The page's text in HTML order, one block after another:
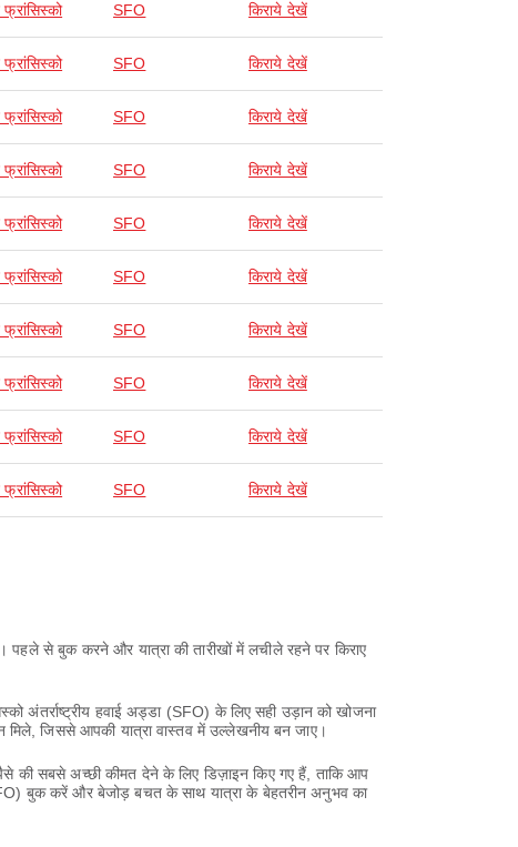
फ्रांसिस्को SFO किराये देखें
फ्रांसिस्को SFO किराये देखें
फ्रांसिस्को SFO किराये देखें
फ्रांसिस्को SFO किराये देखें
फ्रांसिस्को SFO किराये देखें
फ्रांसिस्को SFO किराये देखें
फ्रांसिस्को SFO किराये देखें
फ्रांसिस्को SFO किराये देखें
फ्रांसिस्को SFO किराये देखें
फ्रांसिस्को SFO किराये देखें
से बुक करने और यात्रा की तारीखों में लचीले रहने पर किराए
अंतर्राष्ट्रीय हवाई अड्डा (SFO) के लिए सही उड़ान को खोजना
जिससे आपकी यात्रा वास्तव में उल्लेखनीय बन जाए।
की सबसे अच्छी कीमत देने के लिए डिज़ाइन किए गए हैं, ताकि आप
बुक करें और बेजोड़ बचत के साथ यात्रा के बेहतरीन अनुभव का